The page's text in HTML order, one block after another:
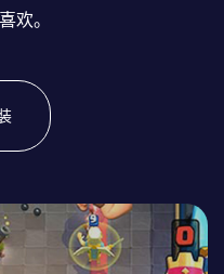
欢。